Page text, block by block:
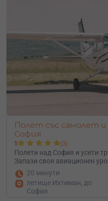
Полет със самолет и
София
5 (3)
Полети над София и усети
Запази своя авиационен
20 минути
летище Ихтиман, до
София